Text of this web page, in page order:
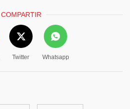
COMPARTIR
Twitter Whatsapp